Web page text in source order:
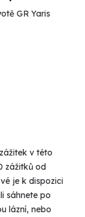
GR Yaris
v této
zážitků od
je k dispozici
sáhnete po
lázní, nebo